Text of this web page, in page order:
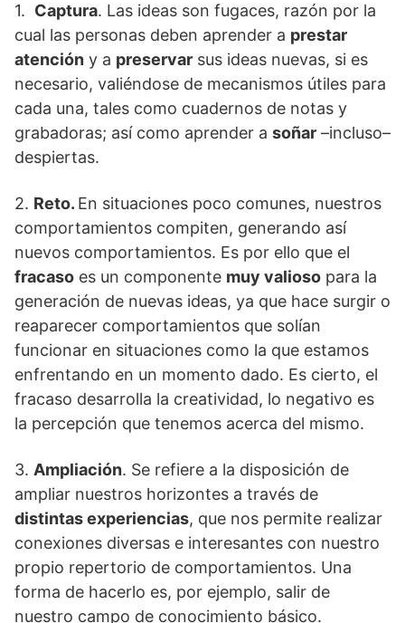
1. Captura. Las ideas son fugaces, razón por la
cual las personas deben aprender a prestar
atención y a preservar sus ideas nuevas, si es
necesario, valiéndose de mecanismos útiles para
cada una, tales como cuadernos de notas y
grabadoras; así como aprender a soñar –incluso–
despiertas.
2. Reto. En situaciones poco comunes, nuestros
comportamientos compiten, generando así
nuevos comportamientos. Es por ello que el
fracaso es un componente muy valioso para la
generación de nuevas ideas, ya que hace surgir o
reaparecer comportamientos que solían
funcionar en situaciones como la que estamos
enfrentando en un momento dado. Es cierto, el
fracaso desarrolla la creatividad, lo negativo es
la percepción que tenemos acerca del mismo.
3. Ampliación. Se refiere a la disposición de
ampliar nuestros horizontes a través de
distintas experiencias, que nos permite realizar
conexiones diversas e interesantes con nuestro
propio repertorio de comportamientos. Una
forma de hacerlo es, por ejemplo, salir de
nuestro campo de conocimiento básico.